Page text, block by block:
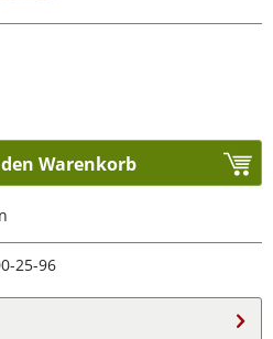
Warenkorb
25-96